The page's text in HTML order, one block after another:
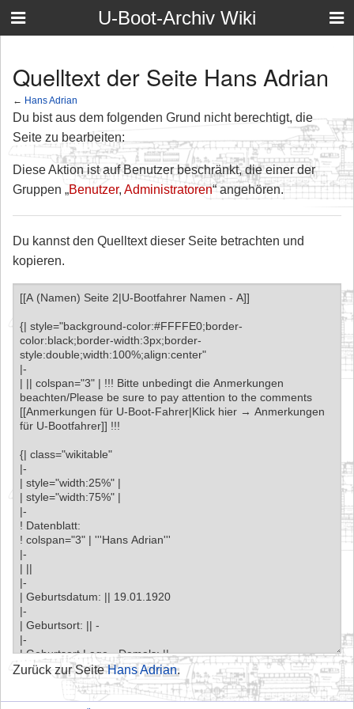
U-Boot-Archiv Wiki
Quelltext der Seite Hans Adrian
← Hans Adrian
Du bist aus dem folgenden Grund nicht berechtigt, die
Seite zu bearbeiten:
Diese Aktion ist auf Benutzer beschränkt, die einer der
Gruppen „Benutzer, Administratoren“ angehören.
Du kannst den Quelltext dieser Seite betrachten und
kopieren.
Zurück zur SeiteHans Adrian.